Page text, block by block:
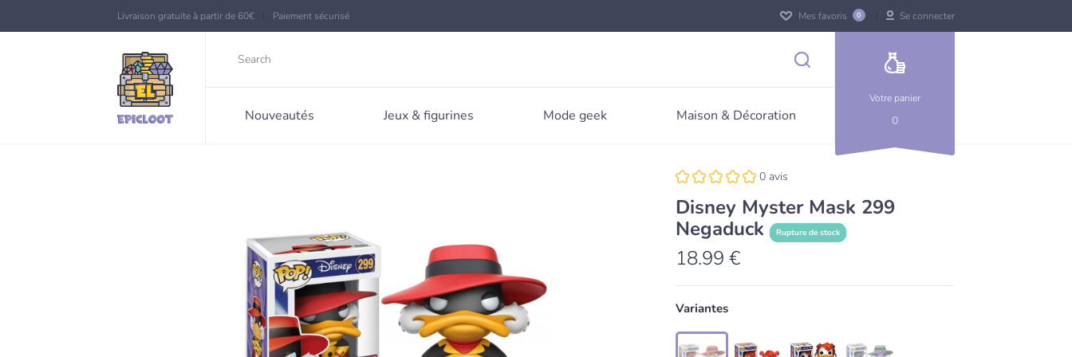
Livraison gratuite à partir de 60€ Paiement sécurisé Se connecter
Mes favoris 0
Nouveautés Jeux & figurines Mode geek Maison & Décoration
Votre panier
0
0 avis
Disney Myster Mask 299
Negaduck
Rupture de stock
18.99 €
Variantes